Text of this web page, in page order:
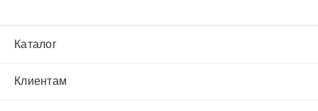
Каталог
Клиентам